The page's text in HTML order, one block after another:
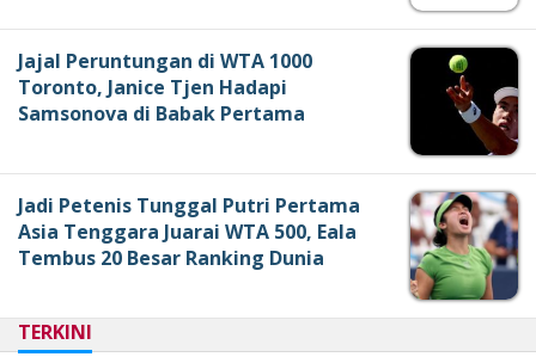
Jajal Peruntungan di WTA 1000
Toronto, Janice Tjen Hadapi
Samsonova di Babak Pertama
Jadi Petenis Tunggal Putri Pertama
Asia Tenggara Juarai WTA 500, Eala
Tembus 20 Besar Ranking Dunia
TERKINI